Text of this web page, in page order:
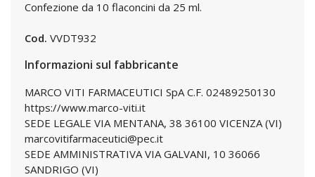
Confezione da 10 flaconcini da 25 ml.
Cod. VVDT932
Informazioni sul fabbricante
MARCO VITI FARMACEUTICI SpA C.F. 02489250130
https://www.marco-viti.it
SEDE LEGALE VIA MENTANA, 38 36100 VICENZA (VI)
marcovitifarmaceutici@pec.it
SEDE AMMINISTRATIVA VIA GALVANI, 10 36066
SANDRIGO (VI)